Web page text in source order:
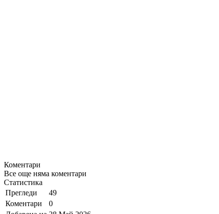
Коментари
Все още няма коментари
Статистика
Прегледи
49
Коментари
0